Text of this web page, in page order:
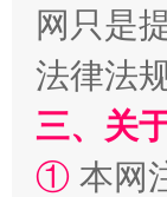
网只是
法律法
三、关
① 本网